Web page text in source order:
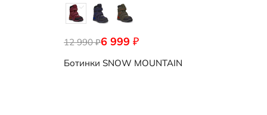
6 999 ₽
12 990₽
Ботинки SNOW MOUNTAIN